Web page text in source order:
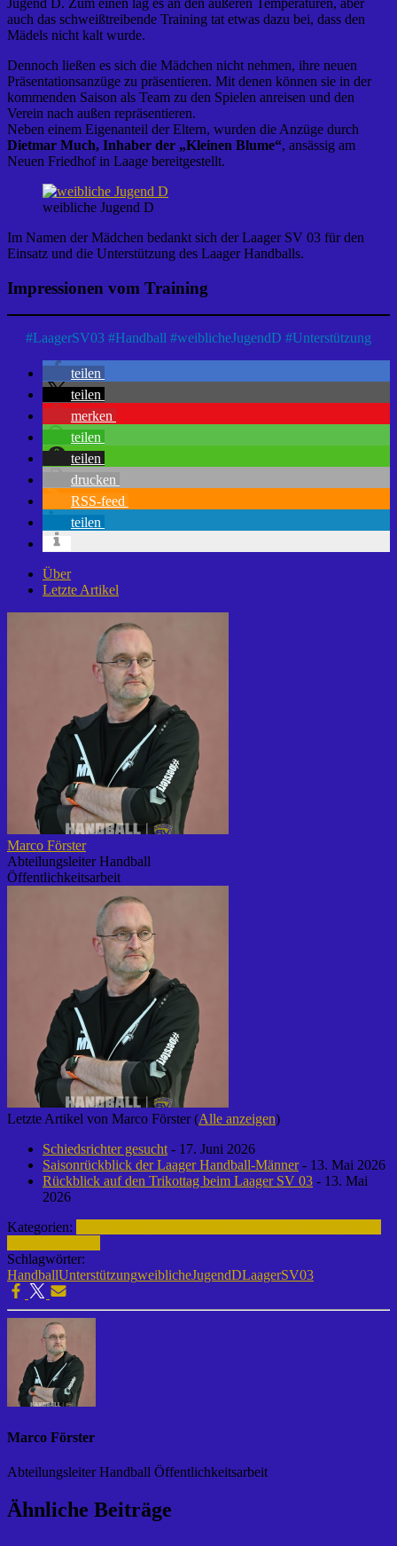
Jugend D. Zum einen lag es an den äußeren Temperaturen, aber
auch das schweißtreibende Training tat etwas dazu bei, dass den
Mädels nicht kalt wurde.
Dennoch ließen es sich die Mädchen nicht nehmen, ihre neuen
Präsentationsanzüge zu präsentieren. Mit denen können sie in der
kommenden Saison als Team zu den Spielen anreisen und den
Verein nach außen repräsentieren.
Neben einem Eigenanteil der Eltern, wurden die Anzüge durch
Dietmar Much, Inhaber der „Kleinen Blume“, ansässig am
Neuen Friedhof in Laage bereitgestellt.
weibliche Jugend D
Im Namen der Mädchen bedankt sich der Laager SV 03 für den
Einsatz und die Unterstützung des Laager Handballs.
Impressionen vom Training
#LaagerSV03 #Handball #weiblicheJugendD #Unterstützung
teilen
teilen
merken
teilen
teilen
drucken
RSS-feed
teilen
Über
Letzte Artikel
Marco Förster
Abteilungsleiter Handball
Öffentlichkeitsarbeit
Letzte Artikel von Marco Förster(Alle anzeigen)
Schiedsrichter gesucht- 17. Juni 2026
Saisonrückblick der Laager Handball-Männer- 13. Mai 2026
Rückblick auf den Trikottag beim Laager SV 03 - 13. Mai
2026
Kategorien:
Schlagwörter:
HandballUnterstützungweiblicheJugendDLaagerSV03
Marco Förster
Abteilungsleiter Handball Öffentlichkeitsarbeit
Ähnliche Beiträge